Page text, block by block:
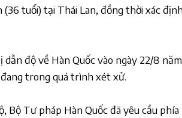
(36 tuổi) tại Thái Lan, đồng thời xác
dẫn độ về Hàn Quốc vào ngày 22/8
trong quá trình xét xử.
Bộ Tư pháp Hàn Quốc đã yêu cầu